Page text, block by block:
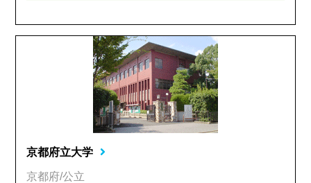
京都府立大学
京都府/公立